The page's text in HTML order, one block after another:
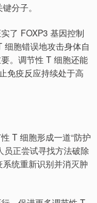
分子。
了 FOXP3 基因控制
胞错误地攻击身体自
。调节性 T 细胞还能
免疫反应持续处于高
T 细胞形成一道“防护
员正尝试寻找方法破除
统重新识别并消灭肿